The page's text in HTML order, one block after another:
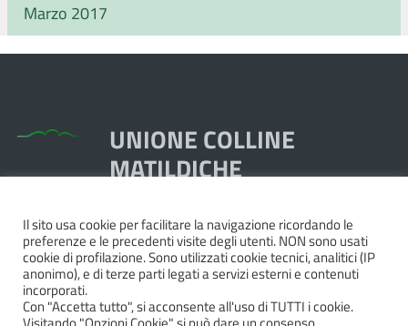
Marzo 2017
UNIONE COLLINE
MATILDICHE
Piazza Dante, 1,
42020 Quattro Castella RE
Tel. 0522.249211 - Fax 0522.249298
Pec:unione@pec.collinematildiche.it
Il sito usa cookie per facilitare la navigazione ricordando le
preferenze e le precedenti visite degli utenti. NON sono usati
cookie di profilazione. Sono utilizzati cookie tecnici, analitici (IP
anonimo), e di terze parti legati a servizi esterni e contenuti
incorporati.
Con "Accetta tutto", si acconsente all'uso di TUTTI i cookie.
Visitando "Opzioni Cookie" si può dare un consenso